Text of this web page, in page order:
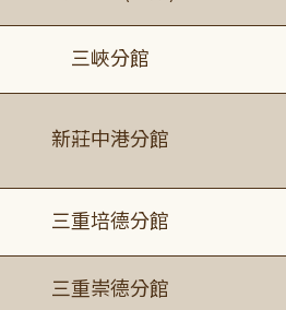
三峽分館
新莊中港分館
三重培德分館
三重崇德分館